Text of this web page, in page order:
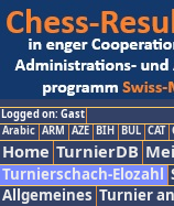
Logged on: Gast
Arabic ARM AZE BIH BUL CAT
Home TurnierDB
Turnierschach-Elozahl
Allgemeines Turnier